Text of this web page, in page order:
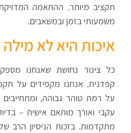
תקציב מיותר. ההתאמה
משמעותי בזמן ובמשאבים.
איכות היא לא
כל צינור נחושת שאנחנו
קפדנית. אנחנו מקפידים על
על רמת טוהר גבוהה, ומתחייבים
עקבי ואורך מותאם אישית –
מתקדמות. בזכות הניסיון הרב